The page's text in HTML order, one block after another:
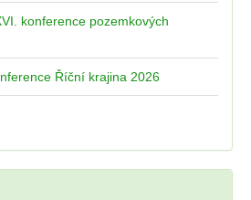
konference pozemkových
Říční krajina 2026